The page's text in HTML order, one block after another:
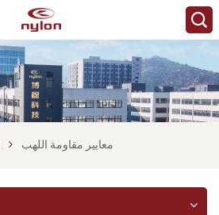
معايير مقاومة اللهب